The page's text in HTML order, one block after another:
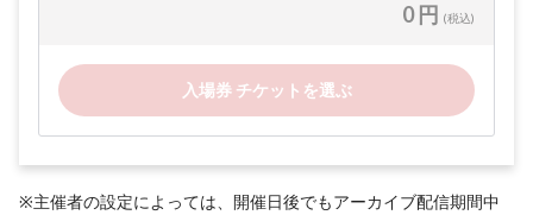
0 円 (税込)
入場券 チケットを選ぶ
※主催者の設定によっては、開催日後でもアーカイブ配信期間中